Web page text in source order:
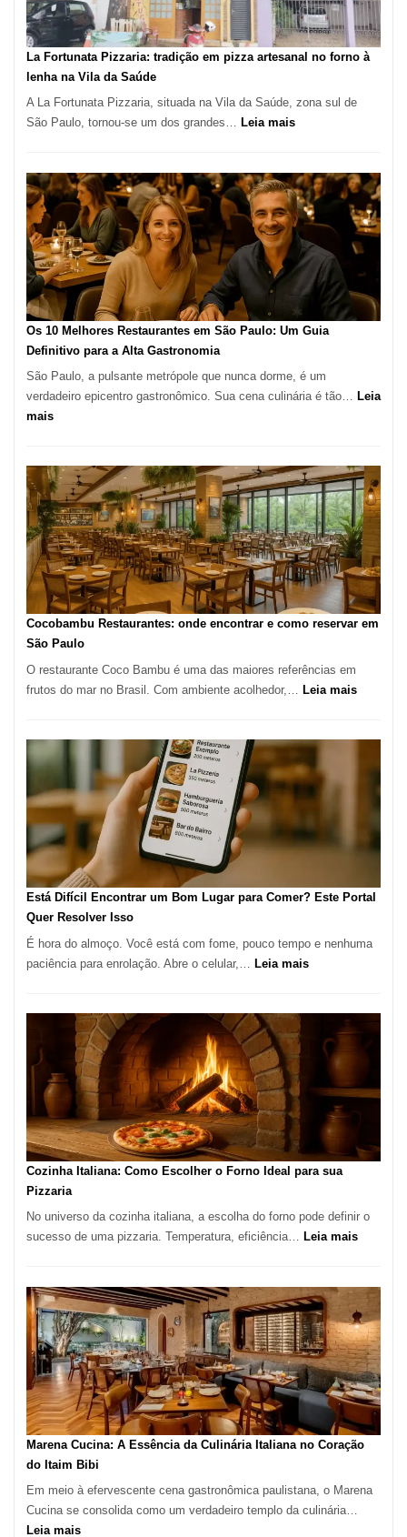
Restaurantes
Mais
Icônicos
La Fortunata Pizzaria: tradição em pizza artesanal no forno à
lenha na Vila da Saúde
A La Fortunata Pizzaria, situada na Vila da Saúde, zona sul de
São Paulo, tornou-se um dos grandes… Leia mais:
Pizzaria:
tradição
em
pizza
artesanal
forno
à
Vila
da
Os 10 Melhores Restaurantes em São Paulo: Um Guia
Definitivo para a Alta Gastronomia
São Paulo, a pulsante metrópole que nunca dorme, é um
verdadeiro epicentro gastronômico. Sua cena culinária é tão… Leia
mais:
Melhores
Restaurantes
em
São
Paulo:
Um
Guia
Definitivo
para
Alta
Gastronomia
Cocobambu Restaurantes: onde encontrar e como reservar em
São Paulo
O restaurante Coco Bambu é uma das maiores referências em
frutos do mar no Brasil. Com ambiente acolhedor,…
Leia mais:
como
reservar
Paulo
Está Difícil Encontrar um Bom Lugar para Comer? Este Portal
Quer Resolver Isso
É hora do almoço. Você está com fome, pouco tempo e nenhuma
paciência para enrolação. Abre o celular,… Leia mais:
Encontrar
um
Lugar
Comer?
Este
Portal
Isso
Cozinha Italiana: Como Escolher o Forno Ideal para sua
Pizzaria
No universo da cozinha italiana, a escolha do forno pode definir o
sucesso de uma pizzaria. Temperatura, eficiência… Leia mais:
Como
Escolher
o
Forno
Ideal
para
sua
Pizzaria
Marena Cucina: A Essência da Culinária Italiana no Coração
do Itaim Bibi
Em meio à efervescente cena gastronômica paulistana, o Marena
Cucina se consolida como um verdadeiro templo da culinária…
Leia mais: